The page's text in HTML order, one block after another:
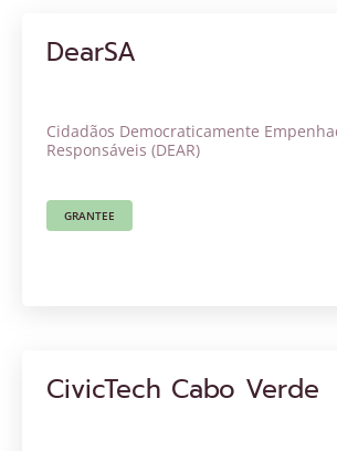
DearSA
Cidadãos Democraticamente
Responsáveis (DEAR)
GRANTEE
CivicTech Cabo Verde